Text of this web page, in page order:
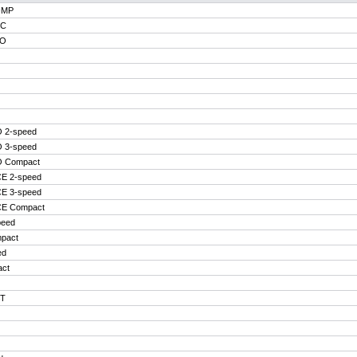
2-speed
3-speed
Compact
2-speed
3-speed
Compact